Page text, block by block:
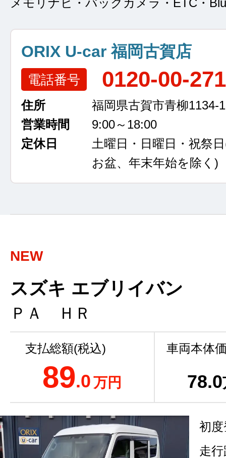
メモリナビ・バックカメラ・ETC・
ORIX U-car 福岡古賀店
電話番号 0120-00-
住所
福岡県古賀市青柳1134-1
営業時間
9:00～18:00
定休日
土曜日・日曜日・祝祭日
お盆、年末年始を除く)
NEW
スズキ エブリイバン
ＰＡ ＨＲ
支払総額(税込)
89.0万円
車両本体
78.0
初
走